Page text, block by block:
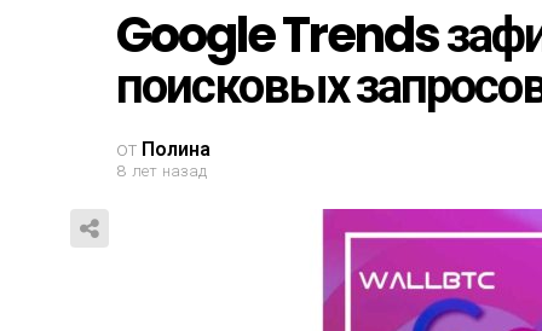
Google Trends
поисковых
от Полина
8 лет назад